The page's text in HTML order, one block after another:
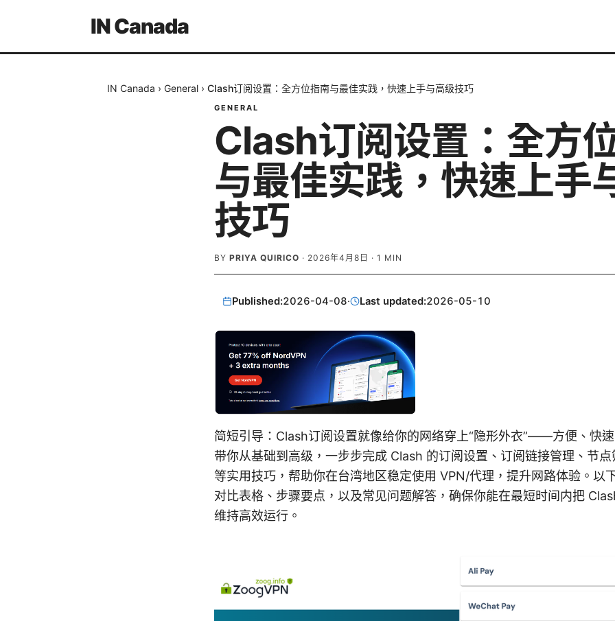
IN Canada
IN Canada › General › Clash订阅设置：全方位指南与最佳实践，快速上手与高级技巧
GENERAL
Clash订阅设置：全方
与最佳实践，快速上手
技巧
BY PRIYA QUIRICO · 2026年4月8日 · 1 MIN
Published:2026-04-08· Last updated:2026-05-10
简短引导：Clash订阅设置就像给你的网络穿上“隐形外衣”——方便、快
带你从基础到高级，一步步完成 Clash 的订阅设置、订阅链接管理、节
等实用技巧，帮助你在台湾地区稳定使用 VPN/代理，提升网路体验。以
对比表格、步骤要点，以及常见问题解答，确保你能在最短时间内把
维持高效运行。